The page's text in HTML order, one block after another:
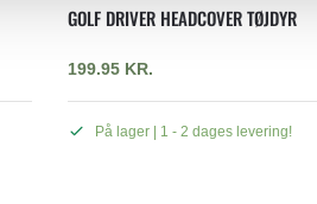
GOLF DRIVER HEADCOVER TØJDYR
199.95 KR.
På lager | 1 - 2 dages levering!